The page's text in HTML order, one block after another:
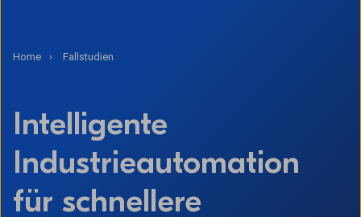
Home Fallstudien
Intelligente
Industrieautomation
für schnellere